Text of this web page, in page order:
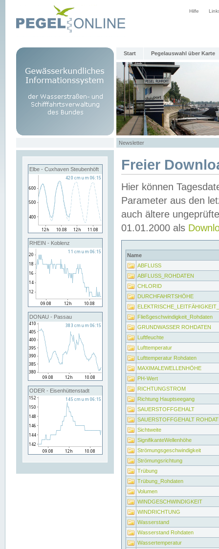
Hilfe
Start Pegelauswahl über Karte
Newsletter
Elbe - Cuxhaven Steubenhöft
RHEIN - Koblenz
DONAU - Passau
ODER - Eisenhüttenstadt
Freier
Hier können
Parameter aus den
auch ältere
01.01.2000 als
Name
ABFLUSS
ABFLUSS_ROHDATEN
CHLORID
DURCHFAHRTSHÖHE
Fließgeschwindigkeit_Rohdaten
GRUNDWASSER ROHDATEN
Luftfeuchte
Lufttemperatur
Lufttemperatur Rohdaten
MAXIMALEWELLENHÖHE
PH-Wert
RICHTUNGSTROM
Richtung Hauptseegang
SAUERSTOFFGEHALT
SAUERSTOFFGEHALT
Sichtweite
SignifikanteWellenhöhe
Strömungsgeschwindigkeit
Strömungsrichtung
Trübung
Trübung_Rohdaten
Volumen
WINDGESCHWINDIGKEIT
WINDRICHTUNG
Wasserstand
Wasserstand Rohdaten
Wassertemperatur